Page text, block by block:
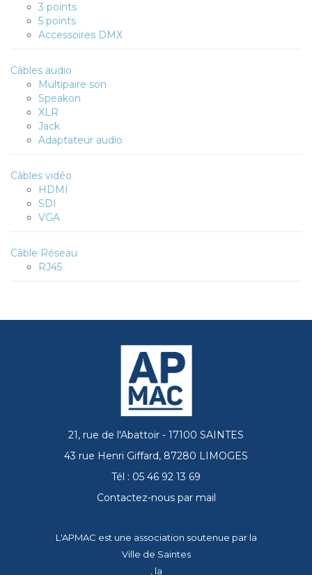
3 points
5 points
Accessoires DMX
Câbles audio
Multipaire son
Speakon
XLR
Jack
Adaptateur audio
Câbles vidéo
HDMI
SDI
VGA
Câble Réseau
RJ45
21, rue de l'Abattoir - 17100 SAINTES
43 rue Henri Giffard, 87280 LIMOGES
Tél : 05 46 92 13 69
Contactez-nous par mail
L'APMAC est une association soutenue par la
Ville de Saintes
, la